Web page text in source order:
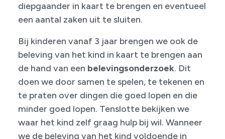
diepgaander in kaart te brengen en eventueel
een aantal zaken uit te sluiten.
Bij kinderen vanaf 3 jaar brengen we ook de
beleving van het kind in kaart te brengen aan
de hand van een belevingsonderzoek. Dit
doen we door samen te spelen, te tekenen en
te praten over dingen die goed lopen en die
minder goed lopen. Tenslotte bekijken we
waar het kind zelf graag hulp bij wil. Wanneer
we de beleving van het kind voldoende in